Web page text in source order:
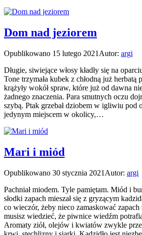
Dom nad jeziorem
Opublikowano 15 lutego 2021 Autor: argi
Długie, siwiejące włosy kładły się na
Tone trzymała kubek z chłodną już herbatą
krążyły wokół spraw, które już od dawna
żadnego znaczenia. Para smutnych oczu
szybą. Ptak grzebał dziobem w igliwiu pod
jedynym miejscem w okolicy,…
Mari i miód
Opublikowano 30 stycznia 2021 Autor: argi
Pachniał miodem. Tyle pamiętam. Miód i
słodki zapach mieszał się z gryzącym
co wieczór, żeby nieco zamaskować
musisz wiedzieć, że piwnice wiedźm
Aromaty ziół, olejów i kwiatów zwykle